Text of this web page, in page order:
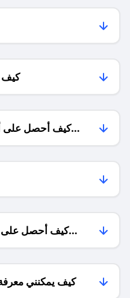
كيف
كيف أحصل على
كيف أحصل على
كيف يمكنني